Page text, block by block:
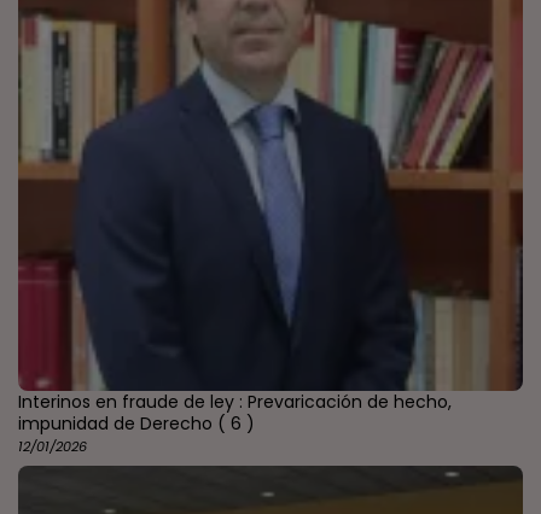
Interinos en fraude de ley : Prevaricación de hecho,
impunidad de Derecho ( 6 )
12/01/2026